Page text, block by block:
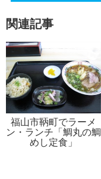
関連記事
福山市鞆町でラーメ
ン・ランチ「鯛丸の鯛
めし定食」